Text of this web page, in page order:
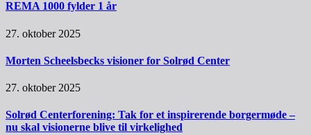
REMA 1000 fylder 1 år
27. oktober 2025
Morten Scheelsbecks visioner for Solrød Center
27. oktober 2025
Solrød Centerforening: Tak for et inspirerende borgermøde –
nu skal visionerne blive til virkelighed